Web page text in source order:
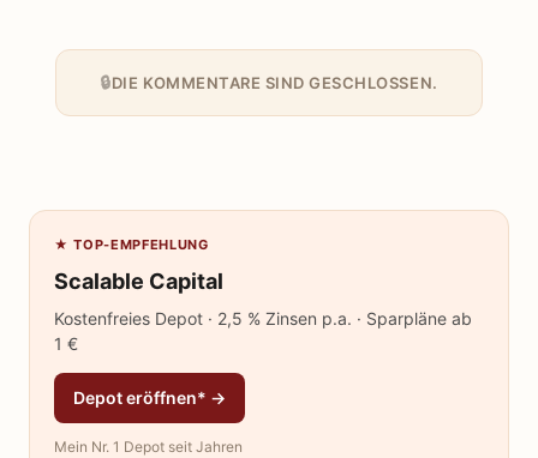
DIE KOMMENTARE SIND GESCHLOSSEN.
★ TOP-EMPFEHLUNG
Scalable Capital
Kostenfreies Depot · 2,5 % Zinsen p.a. · Sparpläne ab
1 €
Depot eröffnen* →
Mein Nr. 1 Depot seit Jahren